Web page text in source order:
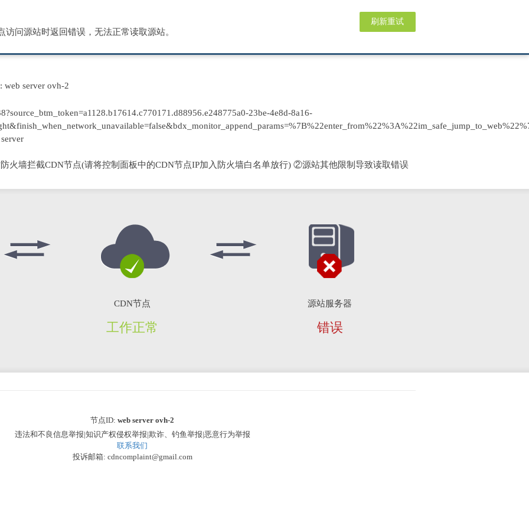
刷新重试
访问源站时返回错误，无法正常读取源站。
web server ovh-2
23be-4e8d-8a16-
火墙拦截CDN节点(请将控制面板中的CDN节点IP加入防火墙白名单放行) ②源站其他限制导致读取错误
CDN节点
工作正常
源站服务器
错误
节点ID: web server ovh-2
违法和不良信息举报|知识产权侵权举报|欺诈、钓鱼举报|恶意行为举报
联系我们
投诉邮箱: cdncomplaint@gmail.com